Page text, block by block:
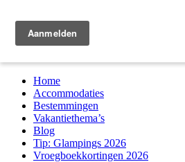
Home
Accommodaties
Bestemmingen
Vakantiethema’s
Blog
Tip: Glampings 2026
Vroegboekkortingen 2026